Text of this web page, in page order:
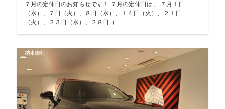
７月の定休日のお知らせです！ ７月の定休日は、 ７月１日
（水）、７日（火）、８日（水）、１４日（火）、２１日
（火）、２３日（水）、２８日（…
納車御礼